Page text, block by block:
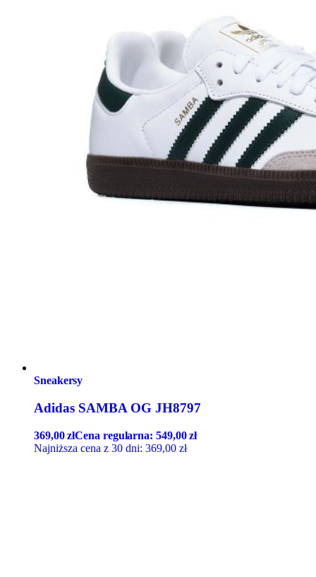
Sneakersy
Adidas SAMBA OG JH8797
369,00złCena regularna:549,00zł
Najniższa cena z 30 dni: 369,00 zł